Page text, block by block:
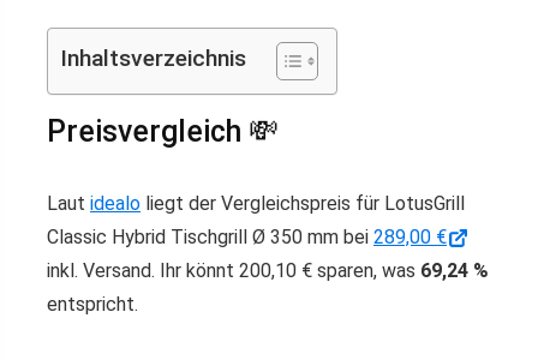
Inhaltsverzeichnis
Preisvergleich 💸
Laut idealo liegt der Vergleichspreis für LotusGrill
Classic Hybrid Tischgrill Ø 350 mm bei 289,00 €
inkl. Versand. Ihr könnt 200,10 € sparen, was 69,24 %
entspricht.